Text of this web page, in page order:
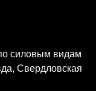
силовым видам
Свердловская